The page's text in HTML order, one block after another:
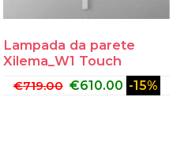
Lampada da parete
Xilema_W1 Touch
€719.00 €610.00 -15%